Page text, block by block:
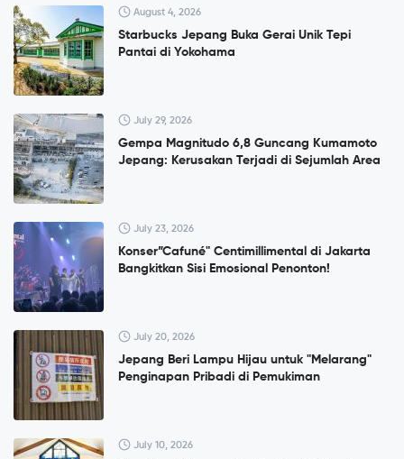
August 4, 2026
Starbucks Jepang Buka Gerai Unik Tepi
Pantai di Yokohama
July 29, 2026
Gempa Magnitudo 6,8 Guncang Kumamoto
Jepang: Kerusakan Terjadi di Sejumlah Area
July 23, 2026
Konser”Cafuné" Centimillimental di Jakarta
Bangkitkan Sisi Emosional Penonton!
July 20, 2026
Jepang Beri Lampu Hijau untuk "Melarang"
Penginapan Pribadi di Pemukiman
July 10, 2026